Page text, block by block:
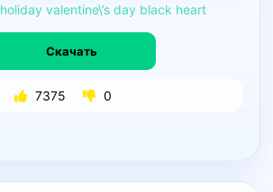
holiday valentine\’s day black heart
Скачать
7375 0